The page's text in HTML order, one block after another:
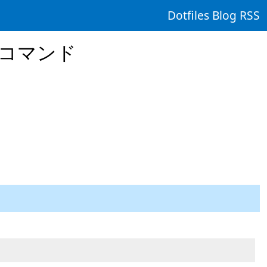
Dotfiles Blog RSS
マンド